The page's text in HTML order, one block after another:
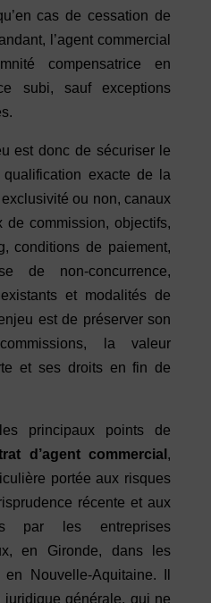
cas de cessation de
l’agent commercial
compensatrice en
subi, sauf exceptions
est donc de sécuriser le
exacte de la
ou non, canaux
de commission, objectifs,
conditions de paiement,
de non-concurrence,
et modalités de
est de préserver son
la valeur
et ses droits en fin de
principaux points de
d’agent commercial ,
portée aux risques
récente et aux
par les entreprises
en Gironde, dans les
Nouvelle-Aquitaine. Il
juridique générale, qui ne